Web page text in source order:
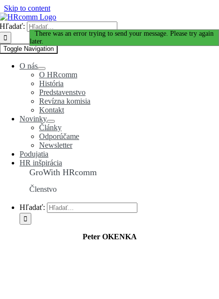
Skip to content
Hľadať:
Toggle Navigation
O nás
O HRcomm
História
Predstavenstvo
Revízna komisia
Kontakt
Novinky
Články
Odporúčame
Newsletter
Podujatia
HR inšpirácia
GroWith HRcomm
Členstvo
Hľadať:
Peter OKENKA
Ďakujeme za Váš záujem!
There was an error trying to send your message. Please try again
later.